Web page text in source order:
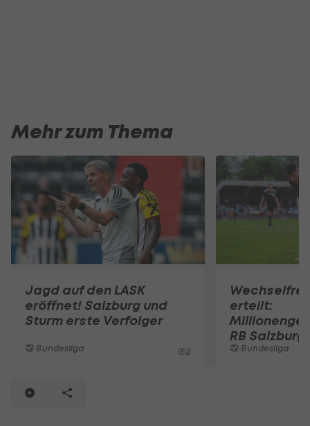
Mehr zum Thema
Jagd auf den LASK
eröffnet! Salzburg und
Sturm erste Verfolger
Bundesliga 2
erteilt:
RB Salzburg
Bundesliga